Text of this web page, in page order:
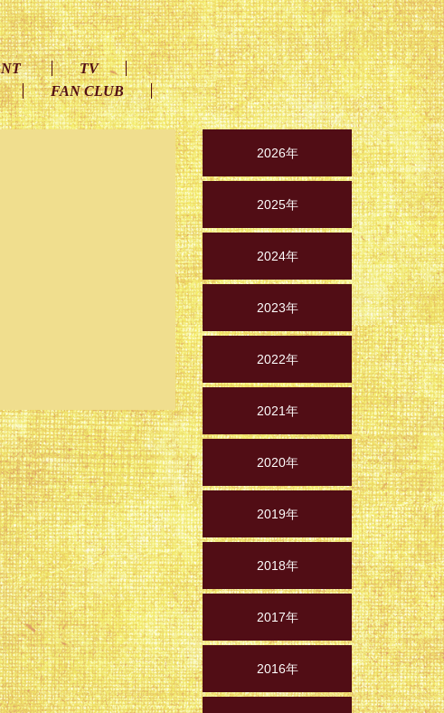
TV
FAN CLUB
2026年
2025年
2024年
2023年
2022年
2021年
2020年
2019年
2018年
2017年
2016年